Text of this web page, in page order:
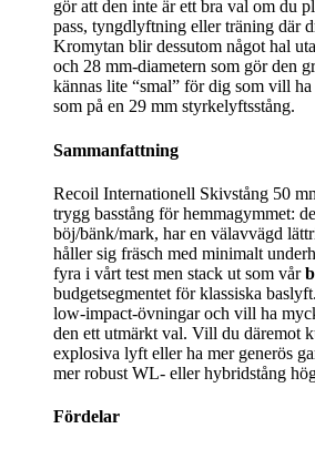
gör att den inte är ett bra val om du
pass, tyngdlyftning eller träning där
Kromytan blir dessutom något hal
och 28 mm-diametern som gör den
kännas lite “smal” för dig som vill
som på en 29 mm styrkelyftsstång.
Sammanfattning
Recoil Internationell Skivstång 50
trygg basstång för hemmagymmet:
böj/bänk/mark, har en välavvägd
håller sig fräsch med minimalt
fyra i vårt test men stack ut som vår
budgetsegmentet för klassiska
low-impact-övningar och vill ha
den ett utmärkt val. Vill du däremot
explosiva lyft eller ha mer generös
mer robust WL- eller hybridstång
Fördelar